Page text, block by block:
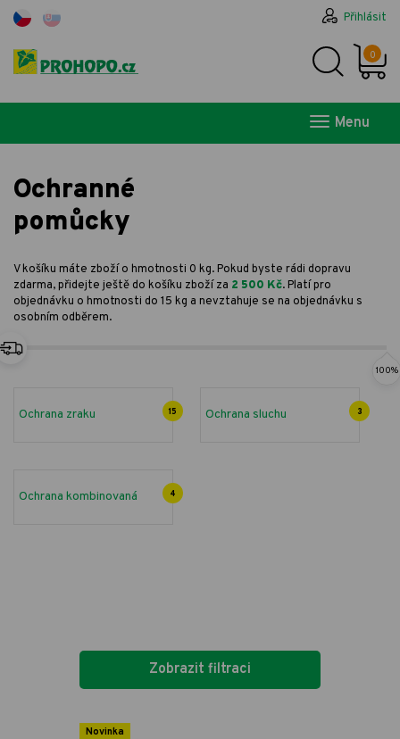
Přihlásit
0
Menu
Ochranné
pomůcky
V košíku máte zboží o hmotnosti 0 kg. Pokud byste rádi dopravu
zdarma, přidejte ještě do košíku zboží za 2 500 Kč. Platí pro
objednávku o hmotnosti do 15 kg a nevztahuje se na objednávku s
osobním odběrem.
100%
Ochrana zraku 15 Ochrana sluchu 3
Ochrana kombinovaná 4
Zobrazit filtraci
Novinka